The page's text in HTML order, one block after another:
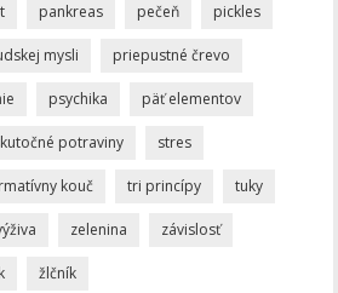
pankreas pečeň pickles
mysli priepustné črevo
psychika päť elementov
potraviny stres
kouč tri princípy tuky
zelenina závislosť
žlčník